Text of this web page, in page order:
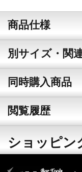
商品仕様
別サイズ・関
同時購入商品
閲覧履歴
ショッピン